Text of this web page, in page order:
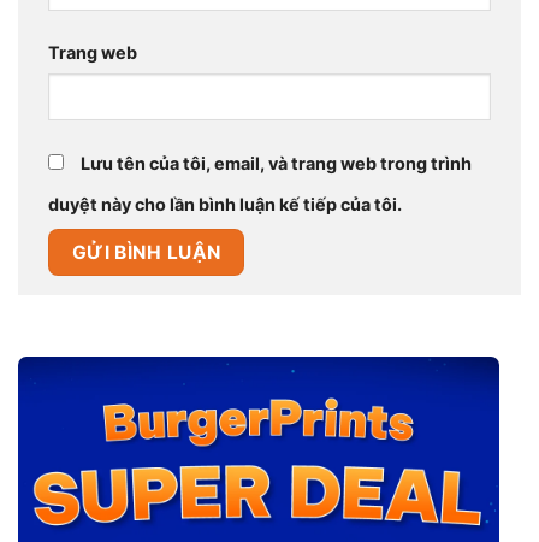
Trang web
Lưu tên của tôi, email, và trang web trong trình
duyệt này cho lần bình luận kế tiếp của tôi.